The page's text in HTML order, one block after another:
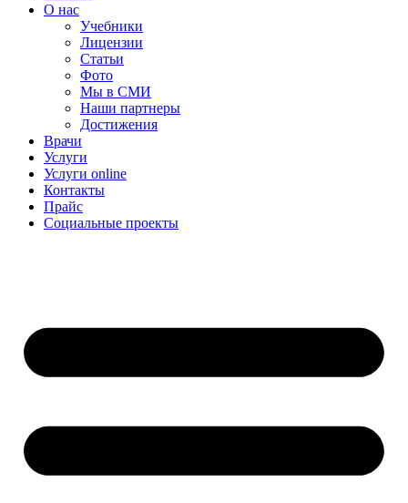
О нас
Учебники
Лицензии
Статьи
Фото
Мы в СМИ
Наши партнеры
Достижения
Врачи
Услуги
Услуги online
Контакты
Прайс
Социальные проекты